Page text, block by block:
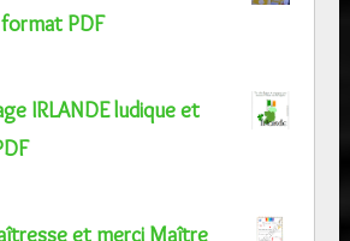
PDF
IRLANDE ludique et
et merci Maître